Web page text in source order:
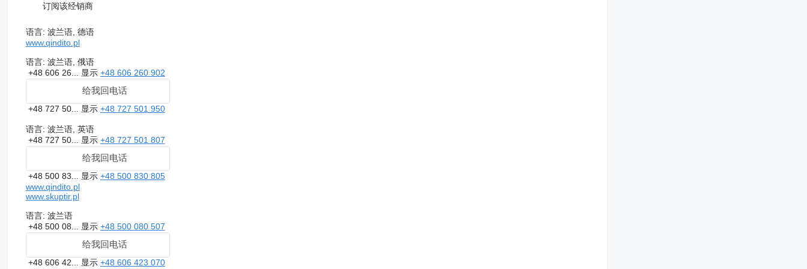
订阅该经销商
语言: 波兰语, 德语
www.qindito.pl
语言: 波兰语, 俄语
+48 606 26... 显示 +48 606 260 902
给我回电话
+48 727 50... 显示 +48 727 501 950
语言: 波兰语, 英语
+48 727 50... 显示 +48 727 501 807
给我回电话
+48 500 83... 显示 +48 500 830 805
www.qindito.pl
www.skuptir.pl
语言: 波兰语
+48 500 08... 显示 +48 500 080 507
给我回电话
+48 606 42... 显示 +48 606 423 070